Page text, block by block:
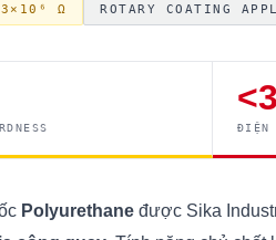
Ω ROTARY COATING
ĐIỆN
Polyurethane được Sika